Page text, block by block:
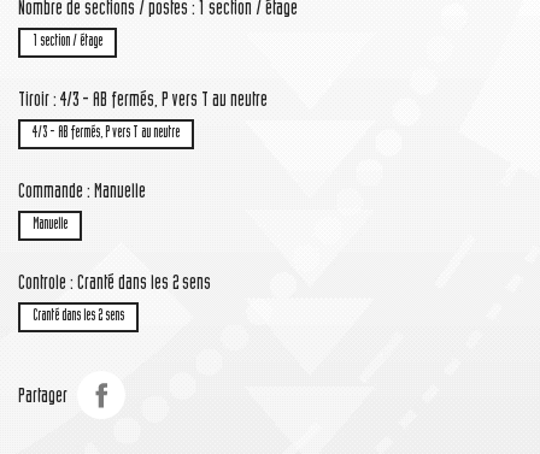
Nombre de sections / postes : 1 section / étage
1 section / étage
Tiroir : 4/3 - AB fermés, P vers T au neutre
4/3 - AB fermés, P vers T au neutre
Commande : Manuelle
Manuelle
Controle : Cranté dans les 2 sens
Cranté dans les 2 sens
Partager